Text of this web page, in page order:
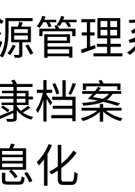
管
档
化